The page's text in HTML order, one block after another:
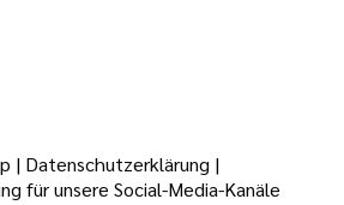
| Datenschutzerklärung |
für unsere Social-Media-Kanäle